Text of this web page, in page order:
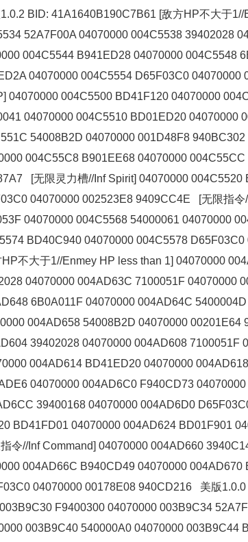
BID: 41A1640B190C7B61 [敌方HP不大于
52A7F00A 04070000 004C5538 39402028
004C5544 B941ED28 04070000 004C5548
04070000 004C5554 D65F03C0 04070000
004C5500 BD41F120 04070000
04070000 004C5510 BD01ED20 04070000
54008B2D 04070000 001D48F8
004C55C8 B901EE68 04070000
[无限灵力槽//Inf Spirit] 04070000
04070000 002523E8 9409CC4E [无限指
04070000 004C5568 54000061 04070000
BD40C940 04070000 004C5578
不大于1//Enmey HP less than 1] 04070000
04070000 004AD63C 7100051F 04070000
6B0A011F 04070000 004AD64C
004AD658 54008B2D 04070000
39402028 04070000 004AD608 7100051F
004AD614 BD41ED20 04070000
04070000 004AD6C0 F940CD73
39400168 04070000 004AD6D0
BD41FD01 04070000 004AD624 BD01F901
令//Inf Command] 04070000 004AD660
004AD66C B940CD49 04070000
04070000 00178E08 940CD216 美版
F9400300 04070000 003B9C34
003B9C40 540000A0 04070000 003B9C44